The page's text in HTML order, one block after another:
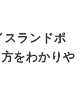
スランドポ
をわかりや